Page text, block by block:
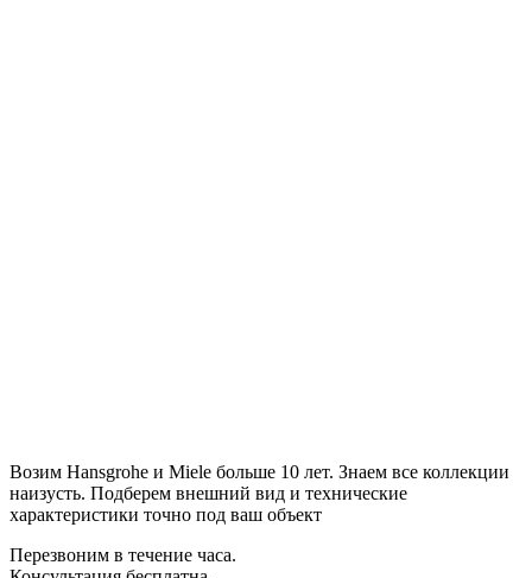
Возим Hansgrohe и Miele больше 10 лет. Знаем все коллекции
наизусть. Подберем внешний вид и технические
характеристики точно под ваш объект
Перезвоним в течение часа.